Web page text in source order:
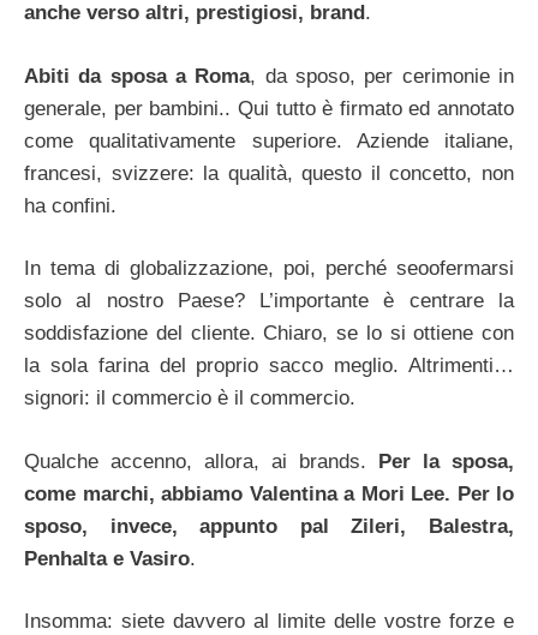
anche verso altri, prestigiosi, brand.
Abiti da sposa a Roma, da sposo, per cerimonie in
generale, per bambini.. Qui tutto è firmato ed annotato
come qualitativamente superiore. Aziende italiane,
francesi, svizzere: la qualità, questo il concetto, non
ha confini.
In tema di globalizzazione, poi, perché seoofermarsi
solo al nostro Paese? L’importante è centrare la
soddisfazione del cliente. Chiaro, se lo si ottiene con
la sola farina del proprio sacco meglio. Altrimenti…
signori: il commercio è il commercio.
Qualche accenno, allora, ai brands. Per la sposa,
come marchi, abbiamo Valentina a Mori Lee. Per lo
sposo, invece, appunto pal Zileri, Balestra,
Penhalta e Vasiro.
Insomma: siete davvero al limite delle vostre forze e